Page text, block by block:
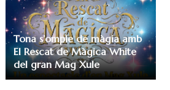
Tona s’omple de màgia amb
El Rescat de Màgica White
del gran Mag Xule